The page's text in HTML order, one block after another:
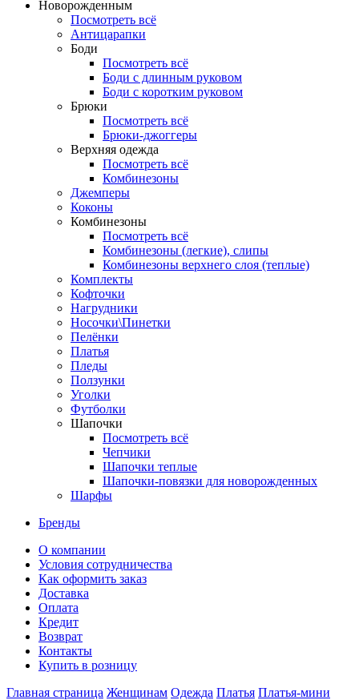
Новорожденным
Посмотреть всё
Антицарапки
Боди
Посмотреть всё
Боди с длинным руковом
Боди с коротким руковом
Брюки
Посмотреть всё
Брюки-джоггеры
Верхняя одежда
Посмотреть всё
Комбинезоны
Джемперы
Коконы
Комбинезоны
Посмотреть всё
Комбинезоны (легкие), слипы
Комбинезоны верхнего слоя (теплые)
Комплекты
Кофточки
Нагрудники
Носочки\Пинетки
Пелёнки
Платья
Пледы
Ползунки
Уголки
Футболки
Шапочки
Посмотреть всё
Чепчики
Шапочки теплые
Шапочки-повязки для новорожденных
Шарфы
Бренды
О компании
Условия сотрудничества
Как оформить заказ
Доставка
Оплата
Кредит
Возврат
Контакты
Купить в розницу
Главная страница Женщинам Одежда Платья Платья-мини